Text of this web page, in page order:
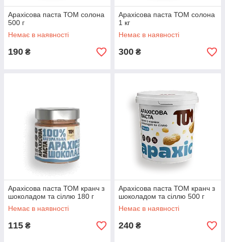
Арахісова паста ТОМ солона
500 г
Немає в наявності
190 ₴
Арахісова паста ТОМ солона
1 кг
Немає в наявності
300 ₴
Арахісова паста ТОМ кранч з
шоколадом та сіллю 180 г
Немає в наявності
115 ₴
Арахісова паста ТОМ кранч з
шоколадом та сіллю 500 г
Немає в наявності
240 ₴